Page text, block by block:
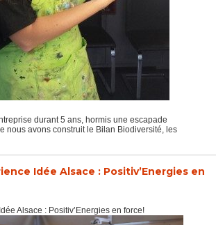
durant 5 ans, hormis une escapade
nous avons construit le Bilan Biodiversité, les
Idée Alsace : Positiv’Energies en
Alsace : Positiv’Energies en force!